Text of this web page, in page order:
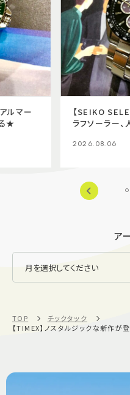
ルマー
★
【SEIKO
ラフソーラー、
2026.08.06
ア
TOP
チックタック
【TIMEX】ノスタルジックな新作が登